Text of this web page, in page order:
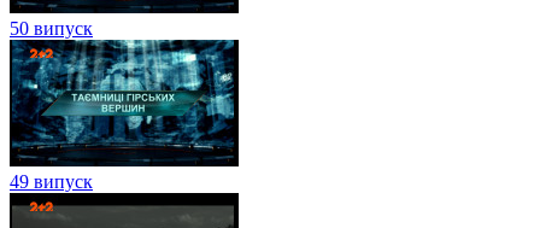
50 випуск
49 випуск